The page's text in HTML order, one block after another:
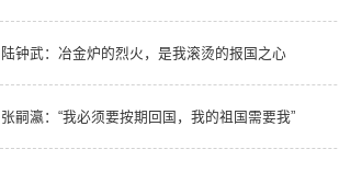
陆钟武：冶金炉的烈火，是我滚烫的报国之心
张嗣瀛：“我必须要按期回国，我的祖国需要我”